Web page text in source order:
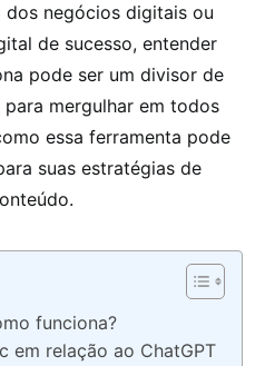
dos negócios digitais ou
de sucesso, entender
pode ser um divisor de
mergulhar em todos
essa ferramenta pode
suas estratégias de
funciona?
em relação ao ChatGPT